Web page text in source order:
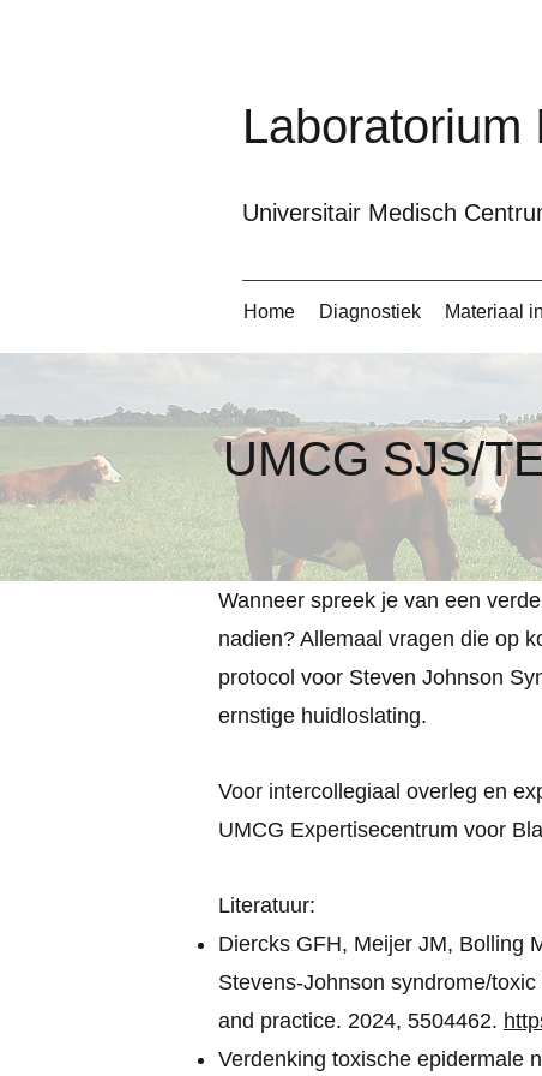
Laboratorium
Universitair Medisch
Home Diagnostiek Materiaal
SJS/TEN
UMCG SJS/
Wanneer spreek je van een
nadien? Allemaal vragen die op
protocol voor Steven Johnson
ernstige huidloslating.
Voor intercollegiaal overleg en
UMCG Expertisecentrum voor
Literatuur:
Diercks GFH, Meijer JM, Bolling
Stevens-Johnson syndrome/
and practice. 2024, 5504462.
Verdenking toxische epidermale